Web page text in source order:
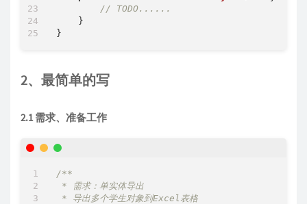
// TODO......
    }
2、最简单的写
2.1 需求、准备工作
/**
* 需求：单实体导出
* 导出多个学生对象到Excel表格